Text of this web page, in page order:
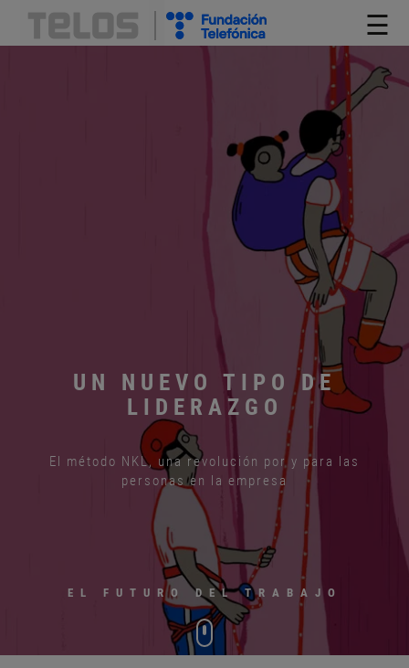
☰
UN NUEVO TIPO DE
LIDERAZGO
El método NKL, una revolución por y para las
personas en la empresa
EL FUTURO DEL TRABAJO